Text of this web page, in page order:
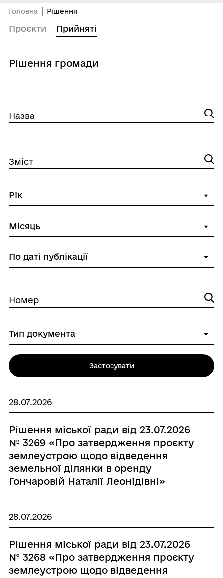
Головна Рішення
Проєкти Прийняті
Рішення громади
28.07.2026
Рішення міської ради від 23.07.2026
№ 3269 «Про затвердження проєкту
землеустрою щодо відведення
земельної ділянки в оренду
Гончаровій Наталії Леонідівні»
28.07.2026
Рішення міської ради від 23.07.2026
№ 3268 «Про затвердження проєкту
землеустрою щодо відведення
Назва
Зміст
Номер
Застосувати